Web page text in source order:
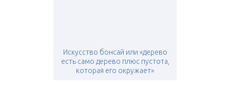
Искусство бонсай или «дерево
есть само дерево плюс пустота,
которая его окружает»